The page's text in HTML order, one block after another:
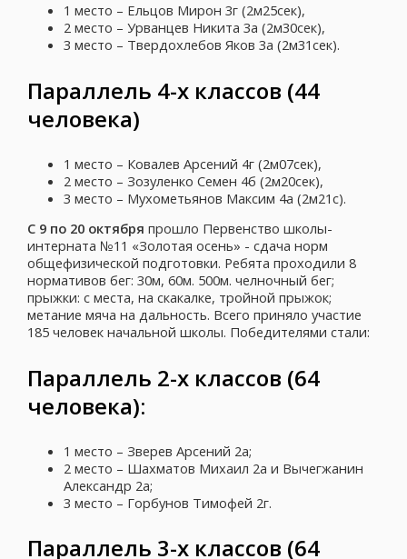
1 место – Ельцов Мирон 3г (2м25сек),
2 место – Урванцев Никита 3а (2м30сек),
3 место – Твердохлебов Яков 3а (2м31сек).
Параллель 4-х классов (44
человека)
1 место – Ковалев Арсений 4г (2м07сек),
2 место – Зозуленко Семен 4б (2м20сек),
3 место – Мухометьянов Максим 4а (2м21с).
С 9 по 20 октября прошло Первенство школы-
интерната №11 «Золотая осень» - сдача норм
общефизической подготовки. Ребята проходили 8
нормативов бег: 30м, 60м. 500м. челночный бег;
прыжки: с места, на скакалке, тройной прыжок;
метание мяча на дальность. Всего приняло участие
185 человек начальной школы. Победителями стали:
Параллель 2-х классов (64
человека):
1 место – Зверев Арсений 2а;
2 место – Шахматов Михаил 2а и Вычегжанин
Александр 2а;
3 место – Горбунов Тимофей 2г.
Параллель 3-х классов (64